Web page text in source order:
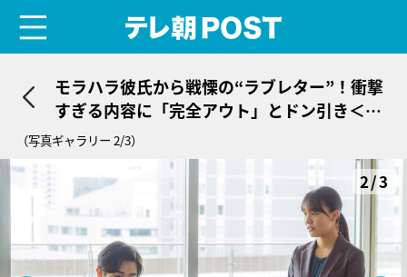
モラハラ彼氏から戦慄の“ラブレター”！衝撃
すぎる内容に「完全アウト」とドン引き＜顔
に泥を塗る＞
（写真ギャラリー 2/3）
2/3